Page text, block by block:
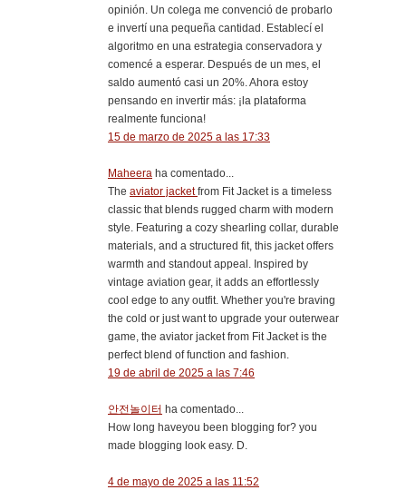
opinión. Un colega me convenció de probarlo
e invertí una pequeña cantidad. Establecí el
algoritmo en una estrategia conservadora y
comencé a esperar. Después de un mes, el
saldo aumentó casi un 20%. Ahora estoy
pensando en invertir más: ¡la plataforma
realmente funciona!
15 de marzo de 2025 a las 17:33
Maheera ha comentado...
The aviator jacketfrom Fit Jacket is a timeless
classic that blends rugged charm with modern
style. Featuring a cozy shearling collar, durable
materials, and a structured fit, this jacket offers
warmth and standout appeal. Inspired by
vintage aviation gear, it adds an effortlessly
cool edge to any outfit. Whether you're braving
the cold or just want to upgrade your outerwear
game, the aviator jacket from Fit Jacket is the
perfect blend of function and fashion.
19 de abril de 2025 a las 7:46
안전놀이터 ha comentado...
How long haveyou been blogging for? you
made blogging look easy. D.
4 de mayo de 2025 a las 11:52